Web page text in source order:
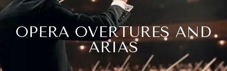
OPERA OVERTURES AND
ARIAS